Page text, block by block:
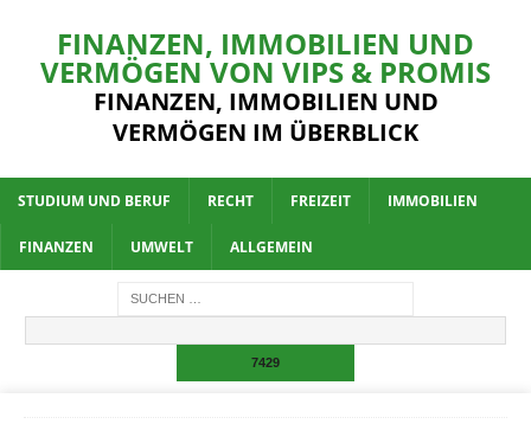
FINANZEN, IMMOBILIEN UND
VERMÖGEN VON VIPS & PROMIS
FINANZEN, IMMOBILIEN UND
VERMÖGEN IM ÜBERBLICK
STUDIUM UND BERUF RECHT FREIZEIT IMMOBILIEN
FINANZEN UMWELT ALLGEMEIN